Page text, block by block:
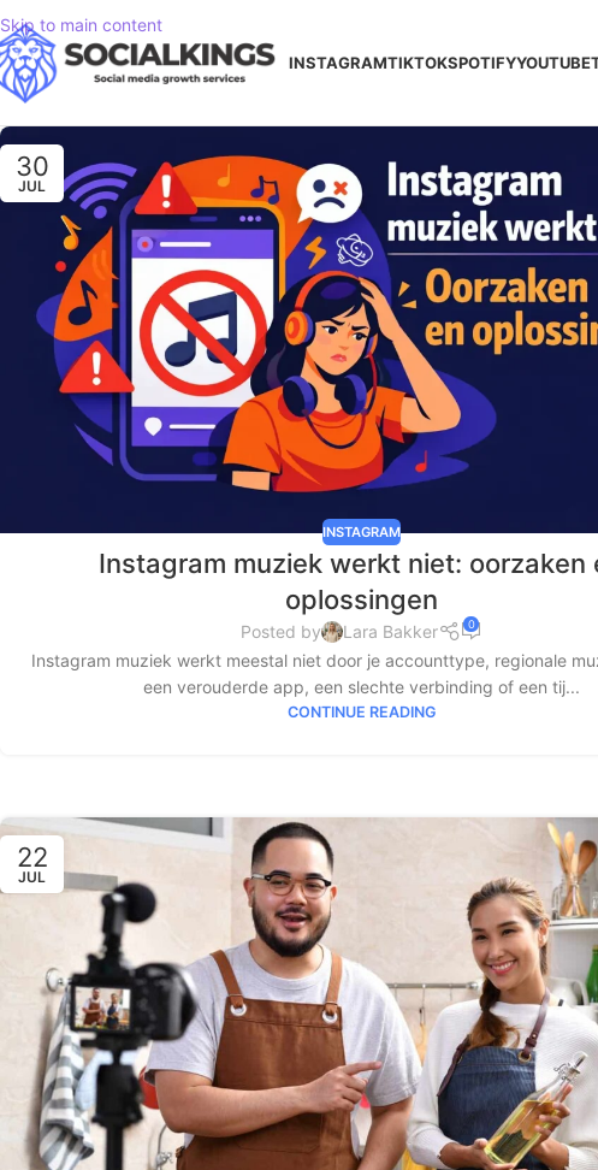
Skip to main content
INSTAGRAMTIKTOKSPOTIFYYOUTUBE
30
JUL
INSTAGRAM
Instagram muziek werkt niet: oorzaken
oplossingen
Posted by Lara Bakker 0
Instagram muziek werkt meestal niet door je accounttype, regionale
een verouderde app, een slechte verbinding of een tij...
CONTINUE READING
22
JUL